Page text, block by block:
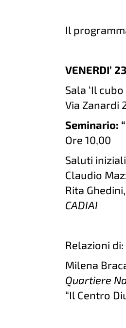
Il
VENERDI’
Sala ‘Il
Via Zanardi
Seminario:
Ore 10,00
Saluti iniziali
Claudio
Rita Ghedini,
CADIAI
Relazioni di:
Milena
Quartiere
“Il Centro